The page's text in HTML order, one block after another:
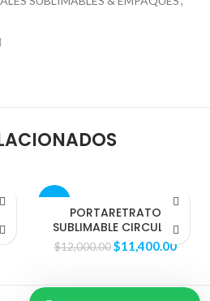
O
PORTARETRATO
SUBLIMABLE CIRCULAR
$12,000.00 $11,400.00